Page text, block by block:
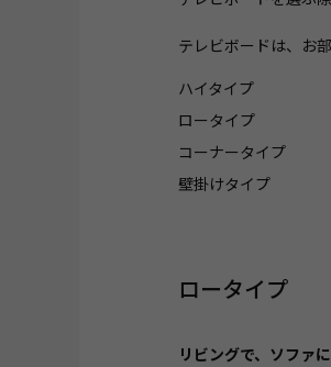
テレビボードは、お
ハイタイプ
ロータイプ
コーナータイプ
壁掛けタイプ
ロータイプ
リビングで、ソファ